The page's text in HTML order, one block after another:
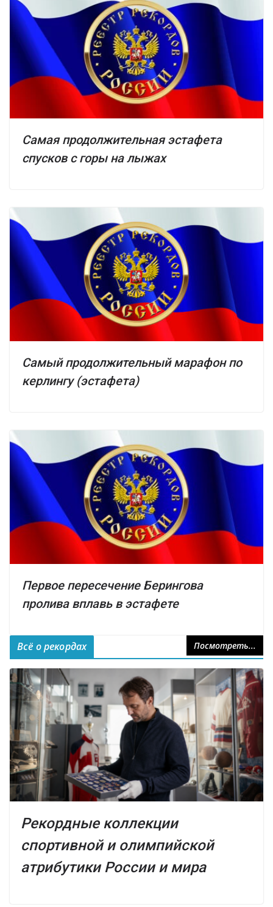
Самая продолжительная эстафета
спусков с горы на лыжах
Самый продолжительный марафон по
керлингу (эстафета)
Первое пересечение Берингова
пролива вплавь в эстафете
Всё о рекордах Посмотреть...
Рекордные коллекции
спортивной и олимпийской
атрибутики России и мира